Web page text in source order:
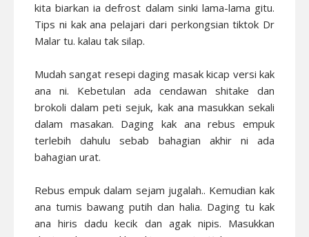
kita biarkan ia defrost dalam sinki lama-lama gitu.
Tips ni kak ana pelajari dari perkongsian tiktok Dr
Malar tu. kalau tak silap.
Mudah sangat resepi daging masak kicap versi kak
ana ni. Kebetulan ada cendawan shitake dan
brokoli dalam peti sejuk, kak ana masukkan sekali
dalam masakan. Daging kak ana rebus empuk
terlebih dahulu sebab bahagian akhir ni ada
bahagian urat.
Rebus empuk dalam sejam jugalah.. Kemudian kak
ana tumis bawang putih dan halia. Daging tu kak
ana hiris dadu kecik dan agak nipis. Masukkan